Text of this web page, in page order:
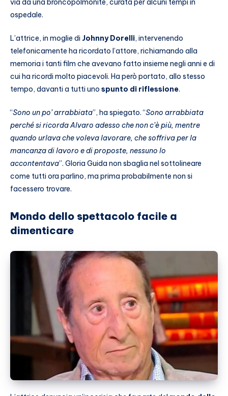
via da una broncopolmonite, curata per alcuni tempi in
ospedale.
L’attrice, in moglie di Johnny Dorelli, intervenendo
telefonicamente ha ricordato l’attore, richiamando alla
memoria i tanti film che avevano fatto insieme negli anni e di
cui ha ricordi molto piacevoli. Ha però portato, allo stesso
tempo, davanti a tutti uno spunto di riflessione.
“Sono un po’ arrabbiata”, ha spiegato. “Sono arrabbiata
perché si ricorda Alvaro adesso che non c’è più, mentre
quando urlava che voleva lavorare, che soffriva per la
mancanza di lavoro e di proposte, nessuno lo
accontentava”. Gloria Guida non sbaglia nel sottolineare
come tutti ora parlino, ma prima probabilmente non si
facessero trovare.
Mondo dello spettacolo facile a
dimenticare